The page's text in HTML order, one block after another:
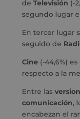
de Televisión (-
segundo lugar
En tercer lugar
seguido de
Cine(-44,6%)
respecto a la
Entre las
comunicación,
encabezan el